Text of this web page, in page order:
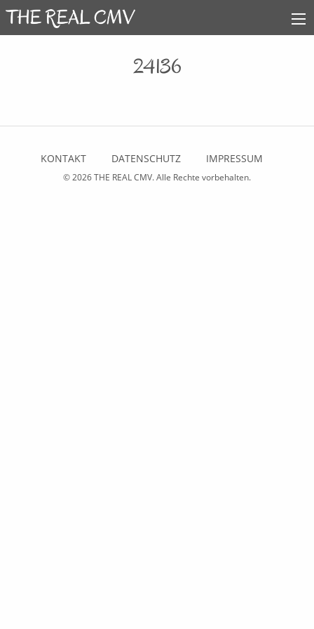
24136
KONTAKT DATENSCHUTZ IMPRESSUM
© 2026THE REAL CMV. Alle Rechte vorbehalten.